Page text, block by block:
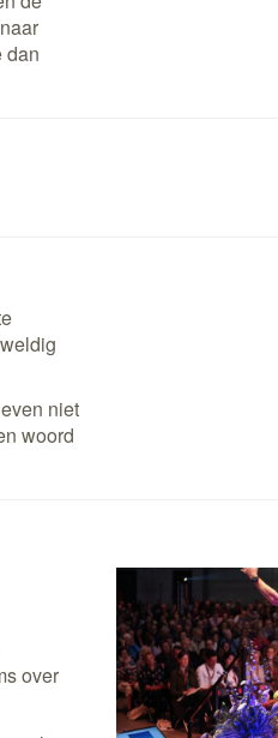
dan
niet
woord
over